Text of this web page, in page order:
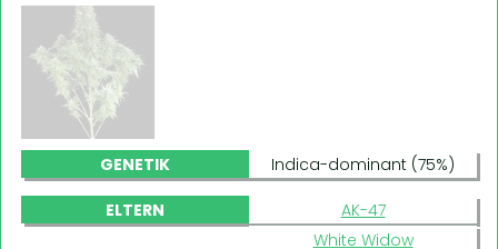
GENETIK Indica-dominant (75%)
ELTERN
AK-47
White Widow